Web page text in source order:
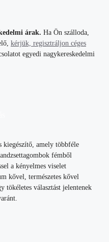
árak. Ha Ön szálloda,
kérjük, regisztráljon céges
egyedi nagykereskedelmi
kiegészítő, amely többféle
fémből
a kényelmes viselet
kővel, természetes kővel
tökéletes választást jelentenek